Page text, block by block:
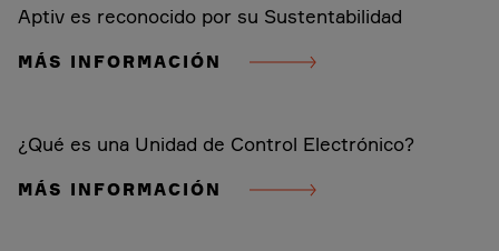
Aptiv es reconocido por su Sustentabilidad
MÁS INFORMACIÓN
¿Qué es una Unidad de Control Electrónico?
MÁS INFORMACIÓN